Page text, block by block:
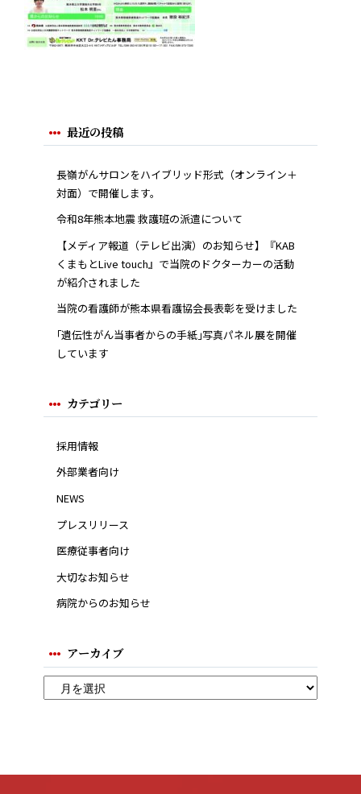
最近の投稿
長嶺がんサロンをハイブリッド形式（オンライン＋
対面）で開催します。
令和8年熊本地震 救護班の派遣について
【メディア報道（テレビ出演）のお知らせ】『KAB
くまもとLive touch』で当院のドクターカーの活動
が紹介されました
当院の看護師が熊本県看護協会長表彰を受けました
｢遺伝性がん当事者からの手紙｣写真パネル展を開催
しています
カテゴリー
採用情報
外部業者向け
NEWS
プレスリリース
医療従事者向け
大切なお知らせ
病院からのお知らせ
アーカイブ